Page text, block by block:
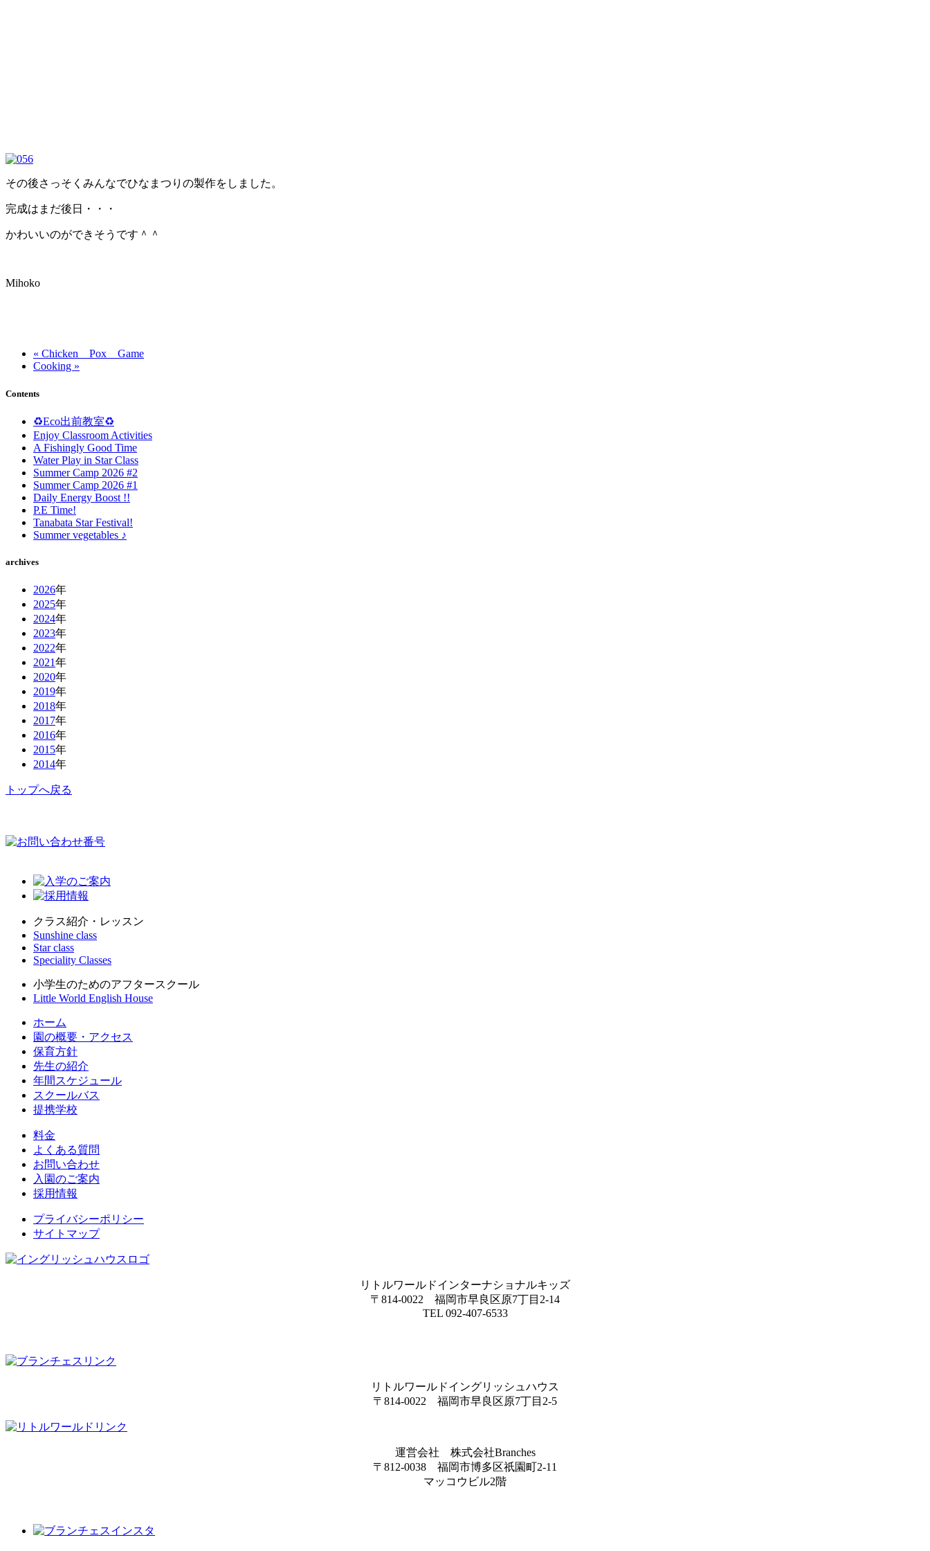
その後さっそくみんなでひなまつりの製作をしました。
完成はまだ後日・・・
かわいいのができそうです＾＾
Mihoko
« Chicken Pox Game
Cooking »
Contents
♻️Eco出前教室♻️
Enjoy Classroom Activities
A Fishingly Good Time
Water Play in Star Class
Summer Camp 2026 #2
Summer Camp 2026 #1
Daily Energy Boost !!
P.E Time!
Tanabata Star Festival!
Summer vegetables ♪
archives
2026年
2025年
2024年
2023年
2022年
2021年
2020年
2019年
2018年
2017年
2016年
2015年
2014年
トップへ戻る
クラス紹介・レッスン
Sunshine class
Star class
Speciality Classes
小学生のためのアフタースクール
Little World English House
ホーム
園の概要・アクセス
保育方針
先生の紹介
年間スケジュール
スクールバス
提携学校
料金
よくある質問
お問い合わせ
入園のご案内
採用情報
プライバシーポリシー
サイトマップ
リトルワールドインターナショナルキッズ
〒814-0022 福岡市早良区原7丁目2-14
TEL 092-407-6533
リトルワールドイングリッシュハウス
〒814-0022 福岡市早良区原7丁目2-5
運営会社 株式会社Branches
〒812-0038 福岡市博多区祇園町2-11
マッコウビル2階